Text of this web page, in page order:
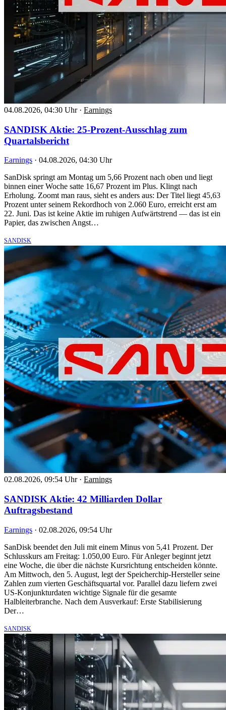
04.08.2026, 04:30 Uhr · Earnings
SANDISK Aktie: 25-Prozent-Ausschlag zum
Quartalsbericht
Earnings · 04.08.2026, 04:30 Uhr
SanDisk springt am Montag um 5,66 Prozent nach oben und liegt
binnen einer Woche satte 16,67 Prozent im Plus. Klingt nach
Erholung. Zoomt man raus, sieht es anders aus: Der Titel liegt 45,63
Prozent unter seinem Rekordhoch von 2.060 Euro, erreicht erst am
22. Juni. Das ist keine Aktie im ruhigen Aufwärtstrend — das ist ein
Papier, das zwischen Angst…
SANDISK
02.08.2026, 09:54 Uhr · Earnings
SANDISK Aktie: 42 Milliarden Dollar
Auftragsbestand
Earnings · 02.08.2026, 09:54 Uhr
SanDisk beendet den Juli mit einem Minus von 5,41 Prozent. Der
Schlusskurs am Freitag: 1.050,00 Euro. Für Anleger beginnt jetzt
eine Woche, die über die nächste Kursrichtung entscheiden könnte.
Am Mittwoch, den 5. August, legt der Speicherchip-Hersteller seine
Zahlen zum vierten Geschäftsquartal vor. Parallel dazu liefern zwei
US-Konjunkturdaten wichtige Signale für die gesamte
Halbleiterbranche. Nach dem Ausverkauf: Erste Stabilisierung
Der…
SANDISK